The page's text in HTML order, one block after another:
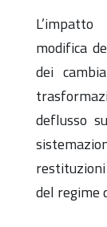
modifica
dei
deflusso
del regime